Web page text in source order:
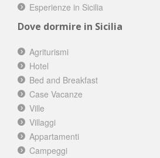
Esperienze in Sicilia
Dove dormire in Sicilia
Agriturismi
Hotel
Bed and Breakfast
Case Vacanze
Ville
Villaggi
Appartamenti
Campeggi